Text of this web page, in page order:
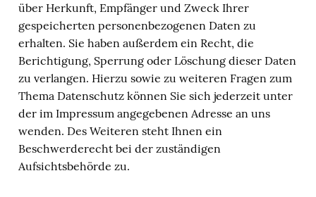
über Herkunft, Empfänger und Zweck Ihrer
gespeicherten personenbezogenen Daten zu
erhalten. Sie haben außerdem ein Recht, die
Berichtigung, Sperrung oder Löschung dieser Daten
zu verlangen. Hierzu sowie zu weiteren Fragen zum
Thema Datenschutz können Sie sich jederzeit unter
der im Impressum angegebenen Adresse an uns
wenden. Des Weiteren steht Ihnen ein
Beschwerderecht bei der zuständigen
Aufsichtsbehörde zu.